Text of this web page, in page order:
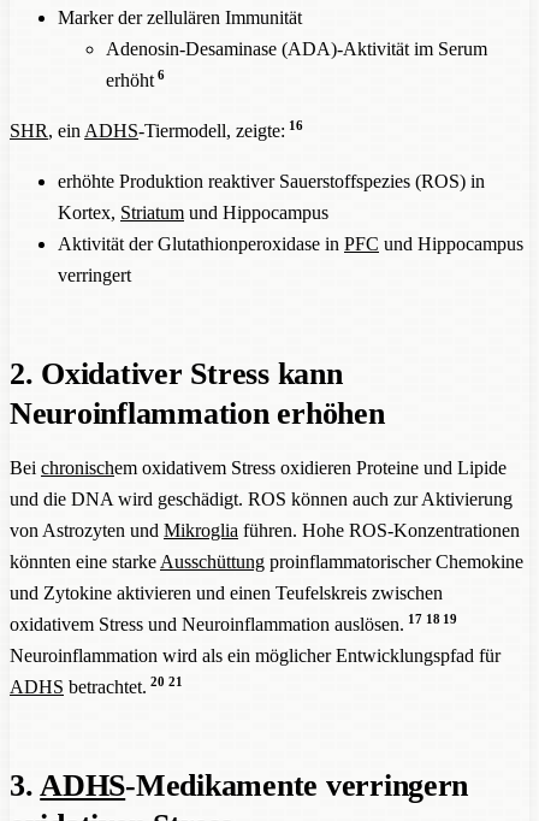
Marker der zellulären Immunität
Adenosin-Desaminase (ADA)-Aktivität im Serum
erhöht 6
SHR, ein ADHS-Tiermodell, zeigte: 16
erhöhte Produktion reaktiver Sauerstoffspezies (ROS) in
Kortex, Striatum und Hippocampus
Aktivität der Glutathionperoxidase in PFC und Hippocampus
verringert
2. Oxidativer Stress kann
Neuroinflammation erhöhen
Bei chronischem oxidativem Stress oxidieren Proteine und Lipide
und die DNA wird geschädigt. ROS können auch zur Aktivierung
von Astrozyten und Mikroglia führen. Hohe ROS-Konzentrationen
könnten eine starke Ausschüttung proinflammatorischer Chemokine
und Zytokine aktivieren und einen Teufelskreis zwischen
oxidativem Stress und Neuroinflammation auslösen. 17 18 19
Neuroinflammation wird als ein möglicher Entwicklungspfad für
ADHS betrachtet. 20 21
3.ADHS-Medikamente verringern